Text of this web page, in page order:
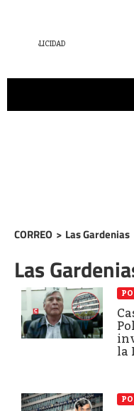
CORREO > Las Gardenias
Las
la